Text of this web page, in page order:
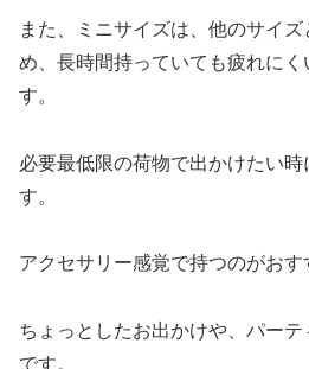
また、ミニサイズは、他のサイ
め、長時間持っていても疲れにく
す。
必要最低限の荷物で出かけたい
す。
アクセサリー感覚で持つのがおす
ちょっとしたお出かけや、パー
です。